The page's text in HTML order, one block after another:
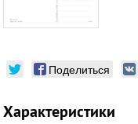
Поделиться
Характеристики